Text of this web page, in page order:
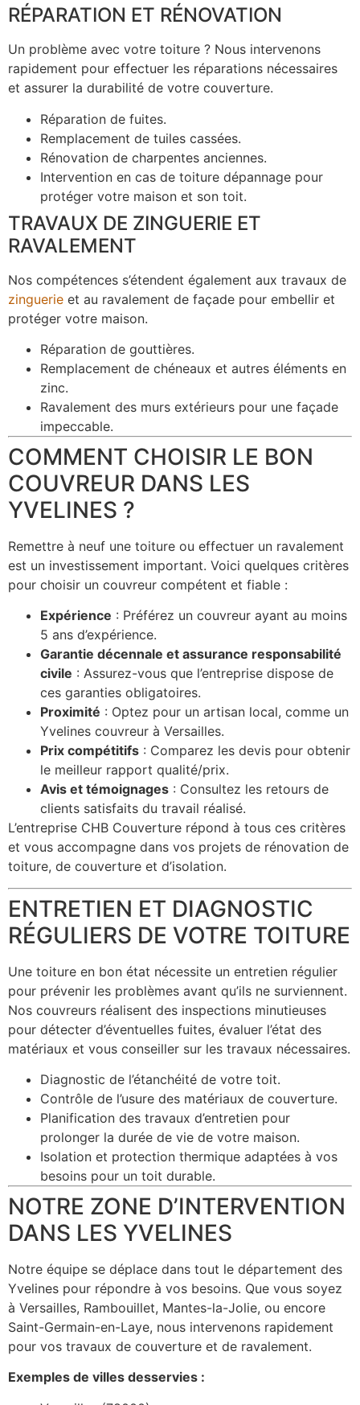
RÉPARATION ET RÉNOVATION
Un problème avec votre toiture ? Nous intervenons
rapidement pour effectuer les réparations nécessaires
et assurer la durabilité de votre couverture.
Réparation de fuites.
Remplacement de tuiles cassées.
Rénovation de charpentes anciennes.
Intervention en cas de toiture dépannage pour
protéger votre maison et son toit.
TRAVAUX DE ZINGUERIE ET
RAVALEMENT
Nos compétences s’étendent également aux travaux de
zinguerie et au ravalement de façade pour embellir et
protéger votre maison.
Réparation de gouttières.
Remplacement de chéneaux et autres éléments en
zinc.
Ravalement des murs extérieurs pour une façade
impeccable.
COMMENT CHOISIR LE BON
COUVREUR DANS LES
YVELINES ?
Remettre à neuf une toiture ou effectuer un ravalement
est un investissement important. Voici quelques critères
pour choisir un couvreur compétent et fiable :
Expérience : Préférez un couvreur ayant au moins
5 ans d’expérience.
Garantie décennale et assurance responsabilité
civile : Assurez-vous que l’entreprise dispose de
ces garanties obligatoires.
Proximité : Optez pour un artisan local, comme un
Yvelines couvreur à Versailles.
Prix compétitifs : Comparez les devis pour obtenir
le meilleur rapport qualité/prix.
Avis et témoignages : Consultez les retours de
clients satisfaits du travail réalisé.
L’entreprise CHB Couverture répond à tous ces critères
et vous accompagne dans vos projets de rénovation de
toiture, de couverture et d’isolation.
ENTRETIEN ET DIAGNOSTIC
RÉGULIERS DE VOTRE TOITURE
Une toiture en bon état nécessite un entretien régulier
pour prévenir les problèmes avant qu’ils ne surviennent.
Nos couvreurs réalisent des inspections minutieuses
pour détecter d’éventuelles fuites, évaluer l’état des
matériaux et vous conseiller sur les travaux nécessaires.
Diagnostic de l’étanchéité de votre toit.
Contrôle de l’usure des matériaux de couverture.
Planification des travaux d’entretien pour
prolonger la durée de vie de votre maison.
Isolation et protection thermique adaptées à vos
besoins pour un toit durable.
NOTRE ZONE D’INTERVENTION
DANS LES YVELINES
Notre équipe se déplace dans tout le département des
Yvelines pour répondre à vos besoins. Que vous soyez
à Versailles, Rambouillet, Mantes-la-Jolie, ou encore
Saint-Germain-en-Laye, nous intervenons rapidement
pour vos travaux de couverture et de ravalement.
Exemples de villes desservies :